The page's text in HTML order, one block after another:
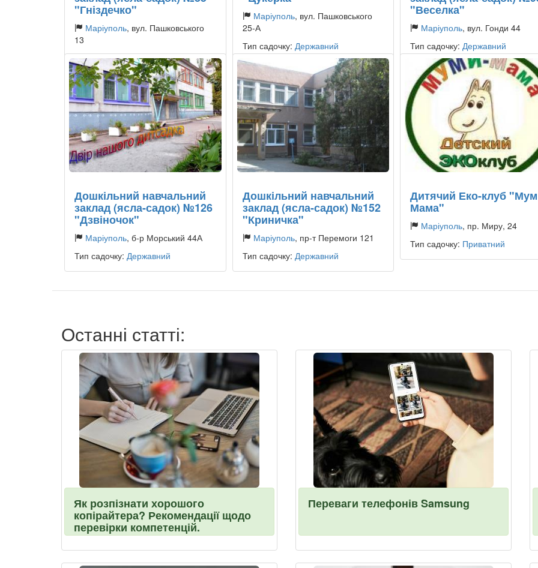
"Гніздечко"
Маріуполь, вул. Пашковського
13
Тип садочку:Державний
Маріуполь, вул. Пашковського
25-А
Тип садочку: Державний
"Веселка"
Маріуполь, вул. Гонди 44
Тип садочку:Державний
Дошкільний навчальний
заклад (ясла-садок) №126
"Дзвіночок"
Маріуполь, б-р Морський 44А
Тип садочку: Державний
Дошкільний навчальний
заклад (ясла-садок) №152
"Криничка"
Маріуполь, пр-т Перемоги 121
Тип садочку: Державний
Дитячий Еко-клуб
Мама"
Маріуполь, пр. Миру, 24
Тип садочку: Приватний
Останні статті:
Як розпізнати хорошого
копірайтера? Рекомендації щодо
перевірки компетенцій.
Переваги телефонів Samsung